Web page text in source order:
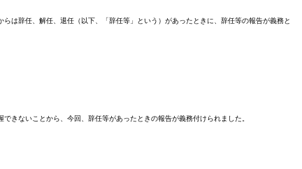
は辞任、解任、退任（以下、「辞任等」という）があったときに、辞任等の報告が義務と
きないことから、今回、辞任等があったときの報告が義務付けられました。